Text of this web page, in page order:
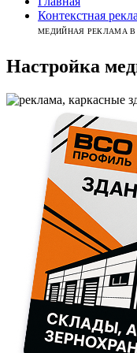
Контекстная
МЕДИЙНАЯ РЕКЛАМА В
Настройка